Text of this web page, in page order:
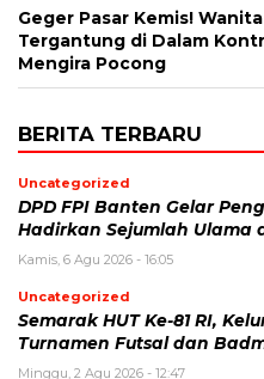
Geger Pasar Kemis!
Tergantung di Dalam
Mengira Pocong
BERITA TERBARU
Uncategorized
DPD FPI Banten Gelar
Hadirkan Sejumlah Ulama
Kamis, 6 Agu 2026 - 16:05
Uncategorized
Semarak HUT Ke-81 RI,
Turnamen Futsal dan
Minggu, 2 Agu 2026 - 12:47